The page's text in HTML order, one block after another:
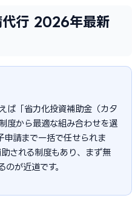
代行 2026年最新
ば「省力化投資補助金（カタ
度から最適な組み合わせを選
請まで一括で任せられま
される制度もあり、まず無
が近道です。